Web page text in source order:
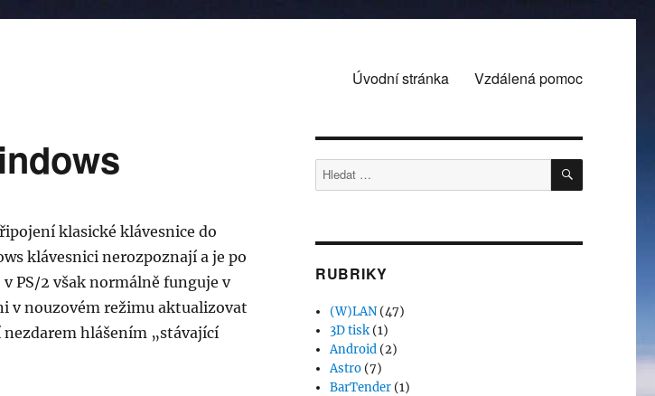
Úvodní stránka Vzdálená pomoc
klasické klávesnice do
klávesnici nerozpoznají a je po
PS/2 však normálně funguje v
v nouzovém režimu aktualizovat
hlášením „stávající
Hledat: HLEDÁNÍ
RUBRIKY
(W)LAN (47)
3D tisk (1)
Android (2)
Astro (7)
BarTender (1)